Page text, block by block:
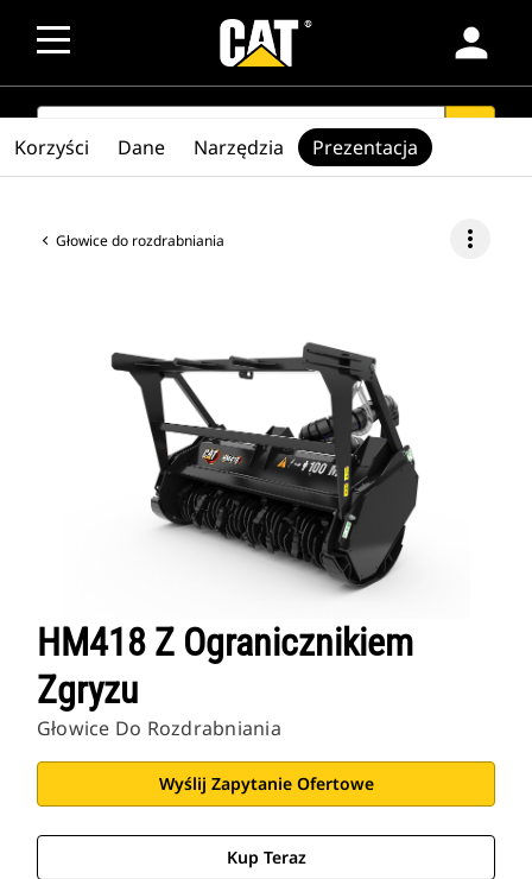
person
SEARCH
Głowice do rozdrabniania more_vert
HM418 Z Ogranicznikiem
Zgryzu
Głowice Do Rozdrabniania
Wyślij Zapytanie Ofertowe
Kup Teraz
Korzyści Dane Narzędzia Prezentacja